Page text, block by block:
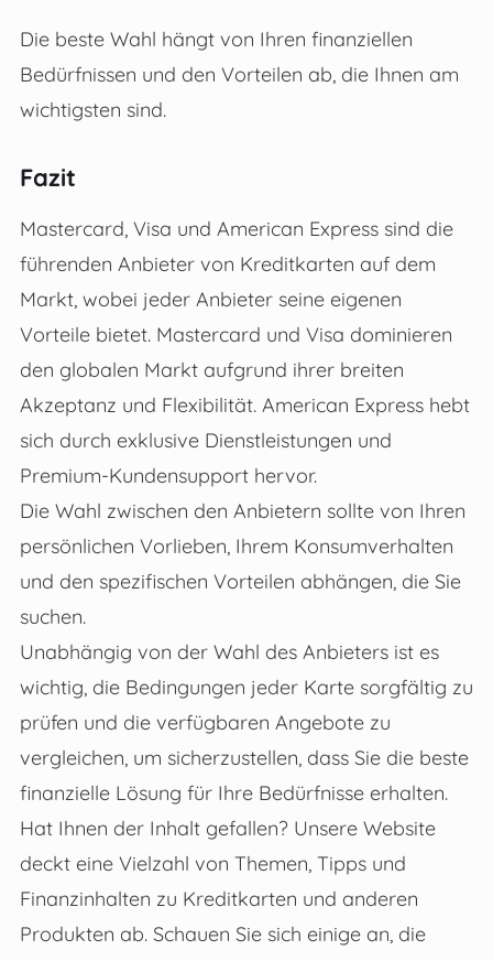
Die beste Wahl hängt von Ihren finanziellen
Bedürfnissen und den Vorteilen ab, die Ihnen am
wichtigsten sind.
Fazit
Mastercard, Visa und American Express sind die
führenden Anbieter von Kreditkarten auf dem
Markt, wobei jeder Anbieter seine eigenen
Vorteile bietet. Mastercard und Visa dominieren
den globalen Markt aufgrund ihrer breiten
Akzeptanz und Flexibilität. American Express hebt
sich durch exklusive Dienstleistungen und
Premium-Kundensupport hervor.
Die Wahl zwischen den Anbietern sollte von Ihren
persönlichen Vorlieben, Ihrem Konsumverhalten
und den spezifischen Vorteilen abhängen, die Sie
suchen.
Unabhängig von der Wahl des Anbieters ist es
wichtig, die Bedingungen jeder Karte sorgfältig zu
prüfen und die verfügbaren Angebote zu
vergleichen, um sicherzustellen, dass Sie die beste
finanzielle Lösung für Ihre Bedürfnisse erhalten.
Hat Ihnen der Inhalt gefallen? Unsere Website
deckt eine Vielzahl von Themen, Tipps und
Finanzinhalten zu Kreditkarten und anderen
Produkten ab. Schauen Sie sich einige an, die